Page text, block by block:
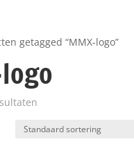
getagged “MMX-logo”